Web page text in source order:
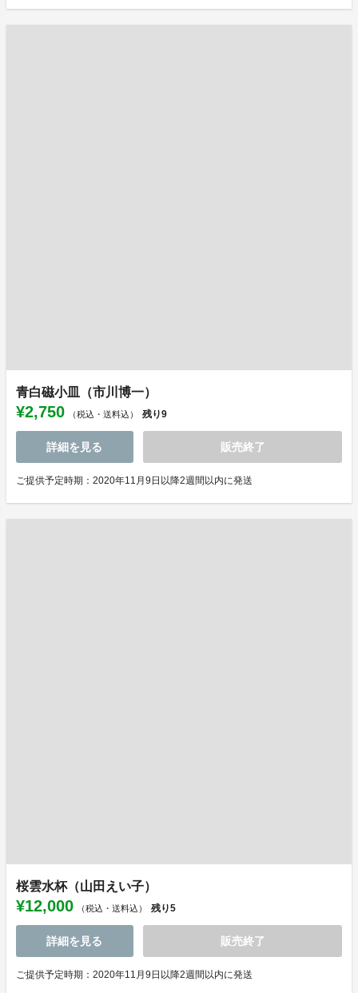
青白磁小皿（市川博一）
¥2,750 （税込・送料込） 残り9
詳細を見る 販売終了
ご提供予定時期：2020年11月9日以降2週間以内に発送
桜雲水杯（山田えい子）
¥12,000 （税込・送料込） 残り5
詳細を見る 販売終了
ご提供予定時期：2020年11月9日以降2週間以内に発送